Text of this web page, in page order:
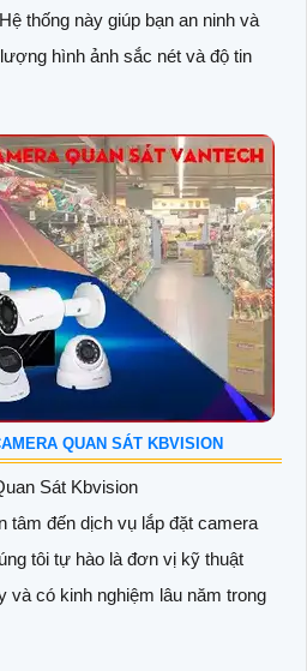
thống này giúp bạn an ninh và
hình ảnh sắc nét và độ tin
QUAN SÁT KBVISION
Sát Kbvision
tâm đến dịch vụ lắp đặt camera
tôi tự hào là đơn vị kỹ thuật
và có kinh nghiệm lâu năm trong